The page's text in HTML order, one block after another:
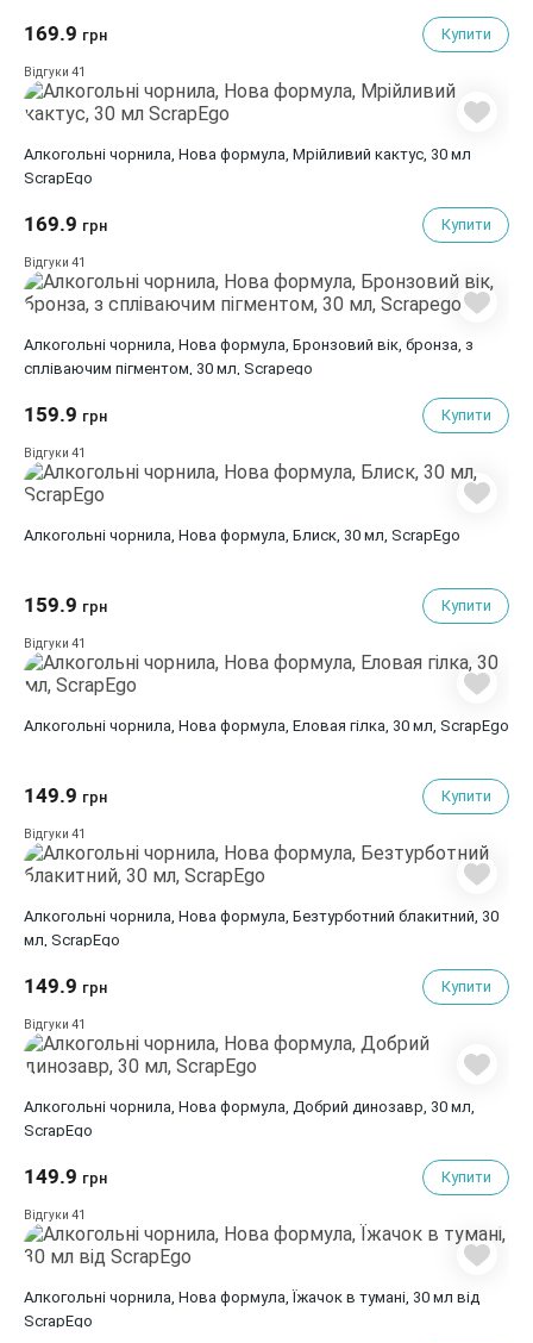
169.9 грн Купити
Відгуки 41
Алкогольні чорнила, Нова формула, Мрійливий кактус, 30 мл
ScrapEgo
169.9 грн Купити
Відгуки 41
Алкогольні чорнила, Нова формула, Бронзовий вік, бронза, з
спліваючим пігментом, 30 мл, Scrapego
159.9 грн Купити
Відгуки 41
Алкогольні чорнила, Нова формула, Блиск, 30 мл, ScrapEgo
159.9 грн Купити
Відгуки 41
Алкогольні чорнила, Нова формула, Еловая гілка, 30 мл, ScrapEgo
149.9 грн Купити
Відгуки 41
Алкогольні чорнила, Нова формула, Безтурботний блакитний, 30
мл, ScrapEgo
149.9 грн Купити
Відгуки 41
Алкогольні чорнила, Нова формула, Добрий динозавр, 30 мл,
ScrapEgo
149.9 грн Купити
Відгуки 41
Алкогольні чорнила, Нова формула, Їжачок в тумані, 30 мл від
ScrapEgo